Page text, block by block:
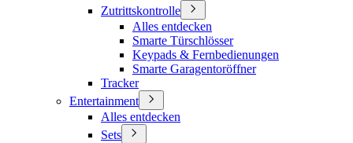
Zutrittskontrolle
Alles entdecken
Smarte Türschlösser
Keypads & Fernbedienungen
Smarte Garagentoröffner
Tracker
Entertainment
Alles entdecken
Sets